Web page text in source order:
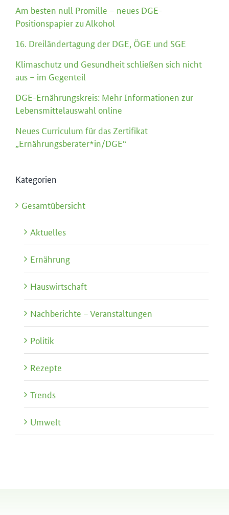
Am besten null Promille – neues DGE-
Positionspapier zu Alkohol
16. Dreiländertagung der DGE, ÖGE und SGE
Klimaschutz und Gesundheit schließen sich nicht
aus – im Gegenteil
DGE-Ernährungskreis: Mehr Informationen zur
Lebensmittelauswahl online
Neues Curriculum für das Zertifikat
„Ernährungsberater*in/DGE“
Kategorien
Gesamtübersicht
Aktuelles
Ernährung
Hauswirtschaft
Nachberichte – Veranstaltungen
Politik
Rezepte
Trends
Umwelt